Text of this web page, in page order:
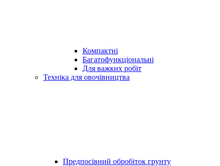
Компактні
Багатофункціональні
Для важких робіт
Техніка для овочівництва
Предпосівний обробіток грунту